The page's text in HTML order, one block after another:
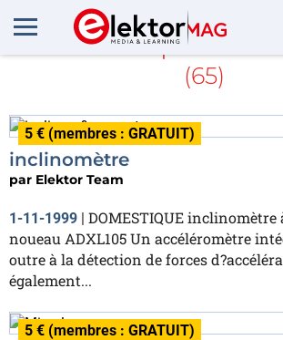
En savoir plus sur
(65)
5 € (membres : GRATUIT)
inclinomètre
par Elektor Team
1-11-1999 | DOMESTIQUE inclinomètre
noueau ADXL105 Un accéléromètre
outre à la détection de forces
également...
5 € (membres : GRATUIT)